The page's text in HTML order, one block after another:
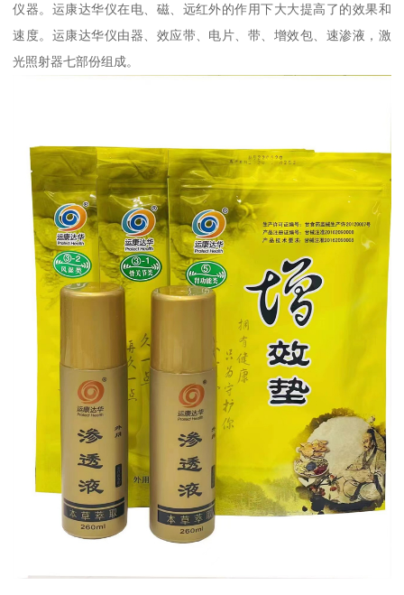
仪器。运康达华仪在电、磁、远红外的作用下大大提高了的效果和
速度。运康达华仪由器、效应带、电片、带、增效包、速渗液，激
光照射器七部份组成。